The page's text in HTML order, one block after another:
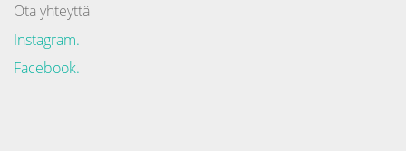
Ota yhteyttä
Instagram.
Facebook.